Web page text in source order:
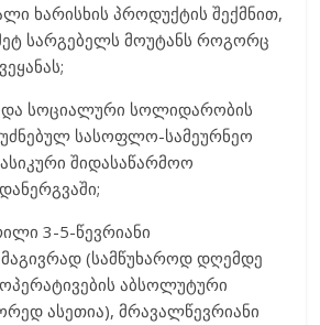
ხარისხის პროდუქტის შექმნით,
სარგებელს მოუტანს როგორც
სოციალური სოლიდარობის
სასოფლო-სამეურნეო
შიდასაწარმოო
3-5-წევრიანი
(სამწუხაროდ დღემდე
აბსოლუტური
ასეთია), მრავალწევრიანი